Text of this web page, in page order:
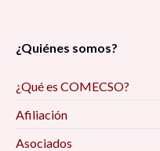
¿Quiénes somos?
¿Qué es COMECSO?
Afiliación
Asociados